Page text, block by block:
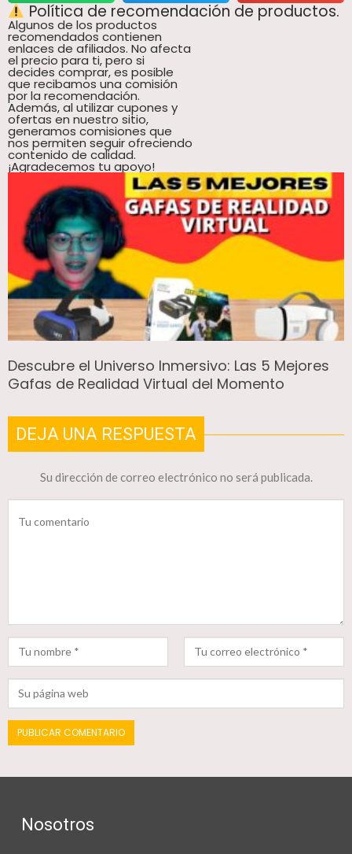
Política de recomendación de productos.
Algunos de los productos
recomendados contienen
enlaces de afiliados. No afecta
el precio para ti, pero si
decides comprar, es posible
que recibamos una comisión
por la recomendación.
Además, al utilizar cupones y
ofertas en nuestro sitio,
generamos comisiones que
nos permiten seguir ofreciendo
contenido de calidad.
¡Agradecemos tu apoyo!
Descubre el Universo Inmersivo: Las 5 Mejores
Gafas de Realidad Virtual del Momento
DEJA UNA RESPUESTA
Su dirección de correo electrónico no será publicada.
Nosotros